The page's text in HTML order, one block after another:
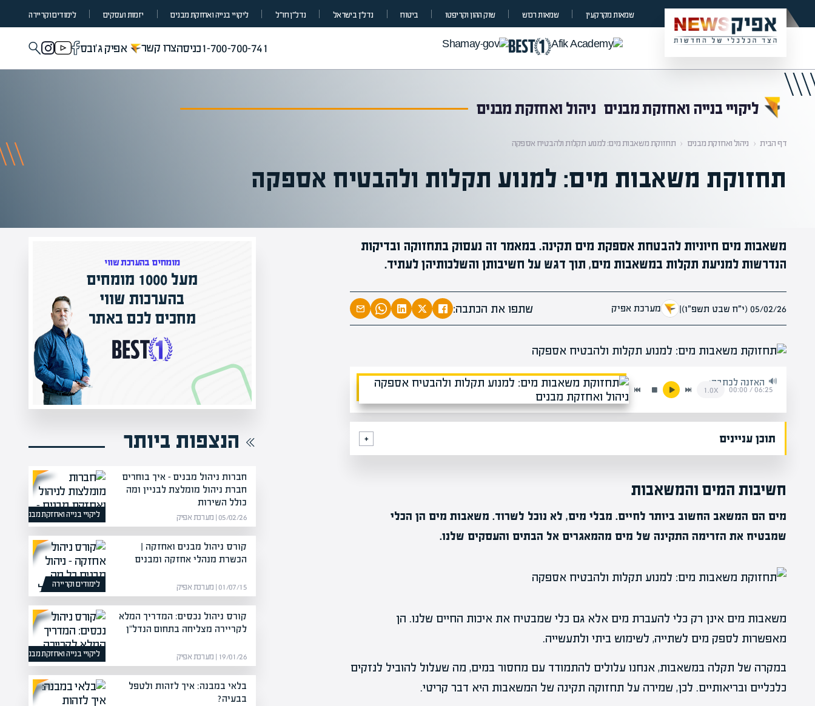
שמאות מקרקעין שמאות רכוש שוק ההון וקריפטו ביטוח נדל”ן בישראל נדל״ן חו״ל ליקויי בנייה ואחזקת מבנים יזמות ועסקים לימודים וקריירה
1-700-700-741כניסהצרו קשר אפיק ג'ובס
ליקויי בנייה ואחזקת מבנים ניהול ואחזקת מבנים
דף הבית ‹ ניהול ואחזקת מבנים ‹ תחזוקת משאבות מים: למנוע תקלות ולהבטיח אספקה
תחזוקת משאבות מים: למנוע תקלות ולהבטיח אספקה
משאבות מים חיוניות להבטחת אספקת מים תקינה. במאמר זה נעסוק בתחזוקה ובדיקות
הנדרשות למניעת תקלות במשאבות מים, תוך דגש על חשיבותן והשלכותיהן לעתיד.
05/02/26 (י״ח שבט תשפ״ו) | מערכת אפיק שתפו את הכתבה:
האזנה לכתבה:
06:25
/
00:00
1.0x
תוכן עניינים
חשיבות המים והמשאבות
מים הם המשאב החשוב ביותר לחיים. מבלי מים, לא נוכל לשרוד. משאבות מים הן הכלי
שמבטיח את הזרימה התקינה של מים מהמאגרים אל הבתים והעסקים שלנו.
משאבות מים אינן רק כלי להעברת מים אלא גם כלי שמבטיח את איכות החיים שלנו. הן
מאפשרות לספק מים לשתייה, לשימוש ביתי ולתעשייה.
במקרה של תקלה במשאבות, אנחנו עלולים להתמודד עם מחסור במים, מה שעלול להוביל לנזקים
כלכליים ובריאותיים. לכן, שמירה על תחזוקה תקינה של המשאבות היא דבר קריטי.
המרצים המובילים בישראל
מחכים לכם באפיק אקדמי
הקריירה החדשה שלך מעבר לפינה!
הנצפות ביותר
ליקויי בנייה ואחזקת מבנים
חברות ניהול מבנים – איך בוחרים
חברת ניהול מומלצת לבניין ומה
כולל השירות
05/02/26 | מערכת אפיק
לימודים וקריירה
קורס ניהול מבנים ואחזקה |
הכשרת מנהלי אחזקה ומבנים
01/07/15 | מערכת אפיק
ליקויי בנייה ואחזקת מבנים
קורס ניהול נכסים: המדריך המלא
לקריירה מצליחה בתחום הנדל"ן
19/01/26 | מערכת אפיק
בלאי במבנה: איך לזהות ולטפל
בבעיה?